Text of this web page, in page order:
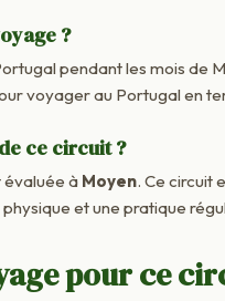
?
pendant les mois de
voyager au Portugal en
ce circuit ?
évaluée à Moyen. Ce circuit
et une pratique
pour ce